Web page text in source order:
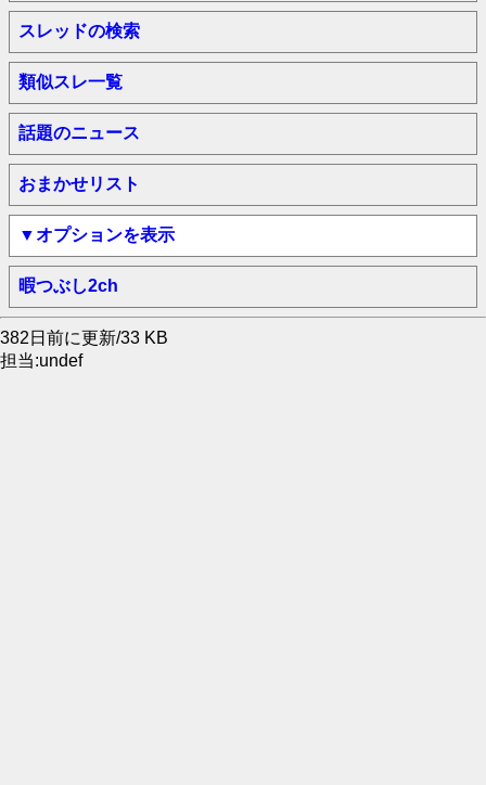
スレッドの検索
類似スレ一覧
話題のニュース
おまかせリスト
▼オプションを表示
暇つぶし2ch
382日前に更新/33 KB
担当:undef